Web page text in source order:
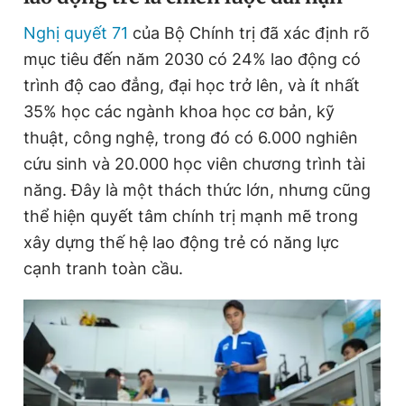
Nghị quyết 71 của Bộ Chính trị đã xác định rõ
mục tiêu đến năm 2030 có 24% lao động có
trình độ cao đẳng, đại học trở lên, và ít nhất
35% học các ngành khoa học cơ bản, kỹ
thuật, công nghệ, trong đó có 6.000 nghiên
cứu sinh và 20.000 học viên chương trình tài
năng. Đây là một thách thức lớn, nhưng cũng
thể hiện quyết tâm chính trị mạnh mẽ trong
xây dựng thế hệ lao động trẻ có năng lực
cạnh tranh toàn cầu.